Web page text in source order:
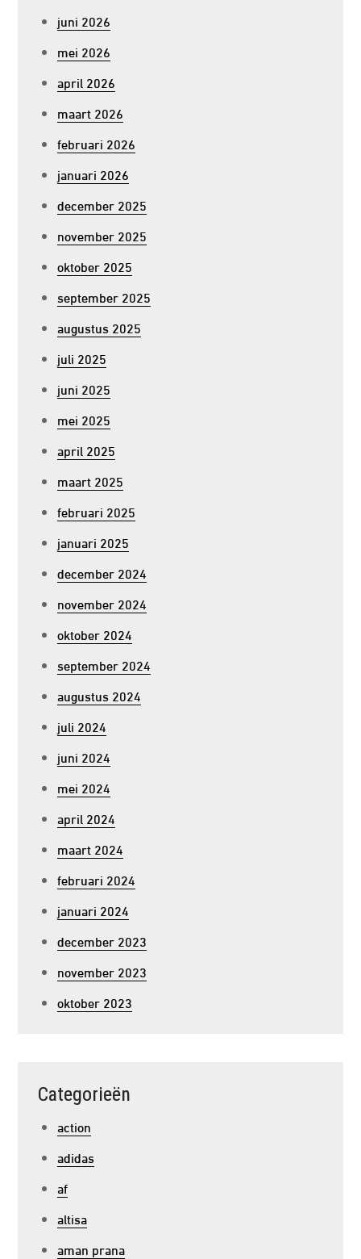
juni 2026
mei 2026
april 2026
maart 2026
februari 2026
januari 2026
december 2025
november 2025
oktober 2025
september 2025
augustus 2025
juli 2025
juni 2025
mei 2025
april 2025
maart 2025
februari 2025
januari 2025
december 2024
november 2024
oktober 2024
september 2024
augustus 2024
juli 2024
juni 2024
mei 2024
april 2024
maart 2024
februari 2024
januari 2024
december 2023
november 2023
oktober 2023
Categorieën
action
adidas
af
altisa
aman prana